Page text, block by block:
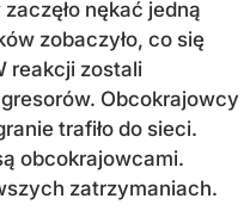
nękać jedną
zobaczyło, co się
reakcji zostali
Obcokrajowcy
trafiło do sieci.
obcokrajowcami.
zatrzymaniach.